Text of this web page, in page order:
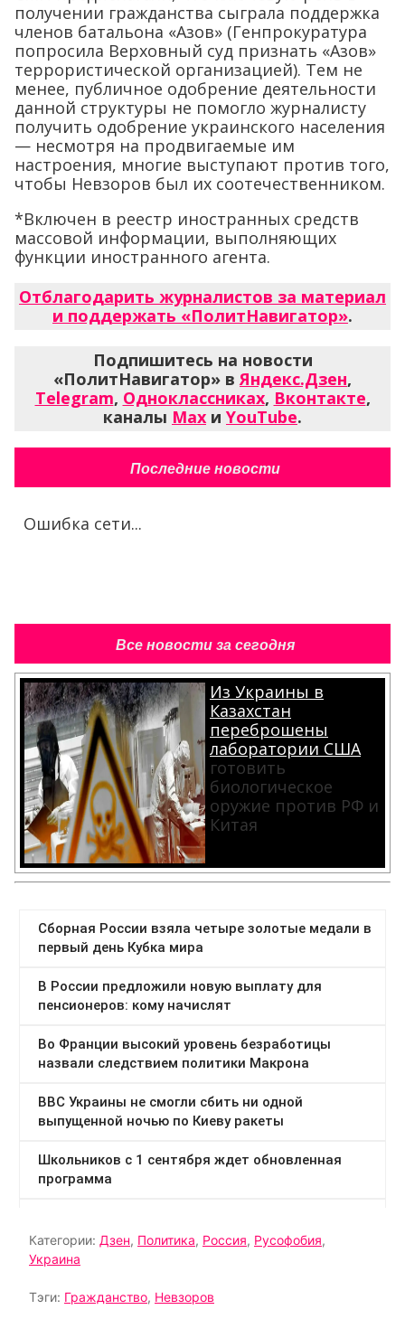
получении гражданства сыграла поддержка
членов батальона «Азов» (Генпрокуратура
попросила Верховный суд признать «Азов»
террористической организацией). Тем не
менее, публичное одобрение деятельности
данной структуры не помогло журналисту
получить одобрение украинского населения
— несмотря на продвигаемые им
настроения, многие выступают против того,
чтобы Невзоров был их соотечественником.
*Включен в реестр иностранных средств
массовой информации, выполняющих
функции иностранного агента.
Отблагодарить журналистов за материал
и поддержать «ПолитНавигатор».
Подпишитесь на новости
«ПолитНавигатор» вЯндекс.Дзен,
Telegram, Одноклассниках, Вконтакте,
каналы Max и YouTube.
Последние новости
Ошибка сети...
Все новости за сегодня
Из Украины в
Казахстан
переброшены
лаборатории США
готовить
биологическое
оружие против РФ и
Китая
Категории: Дзен, Политика, Россия, Русофобия,
Украина
Тэги: Гражданство, Невзоров